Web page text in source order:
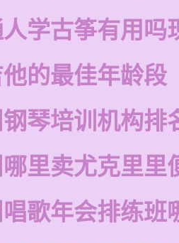
学古筝有用吗
的最佳年龄段
琴培训机构排
里卖尤克里里
歌年会排练班